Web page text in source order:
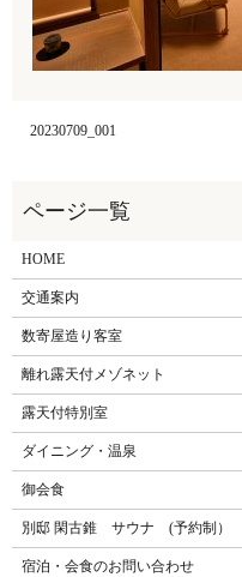
20230709_001
HOME
交通案内
数寄屋造り客室
離れ露天付メゾネット
露天付特別室
ダイニング・温泉
御会食
別邸 閑古錐 サウナ (予約制）
宿泊・会食のお問い合わせ